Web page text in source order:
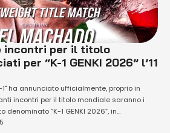
incontri per il titolo
per “K-1 GENKI 2026” l’11
ha annunciato ufficialmente, proprio in
incontri per il titolo mondiale saranno i
“K-1 GENKI 2026”, in
presso il Yoyogi National Stadium Second